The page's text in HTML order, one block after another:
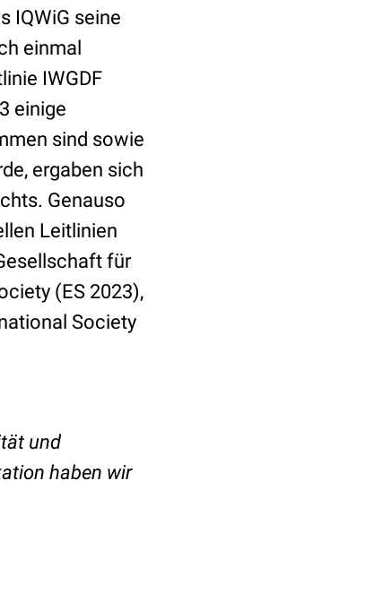
IQWiG seine
einmal
IWGDF
einige
sind sowie
ergaben sich
Genauso
Leitlinien
für
(ES 2023),
Society
und
haben wir